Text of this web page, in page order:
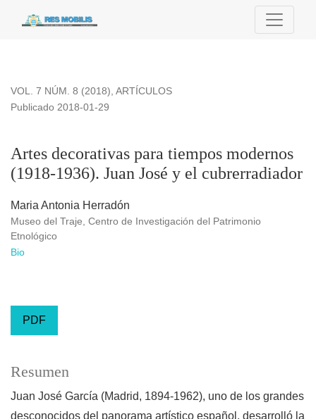
Artes decorativas para tiempos modernos (1918-1936).
VOL. 7 NÚM. 8 (2018), ARTÍCULOS
Artes decorativas para tiempos modernos
(1918-1936). Juan José y el cubrerradiador
Publicado 2018-01-29
Maria Antonia Herradón
Museo del Traje, Centro de Investigación del Patrimonio
Etnológico
Bio
PDF
Resumen
Juan José García (Madrid, 1894-1962), uno de los grandes
desconocidos del panorama artístico español, desarrolló la